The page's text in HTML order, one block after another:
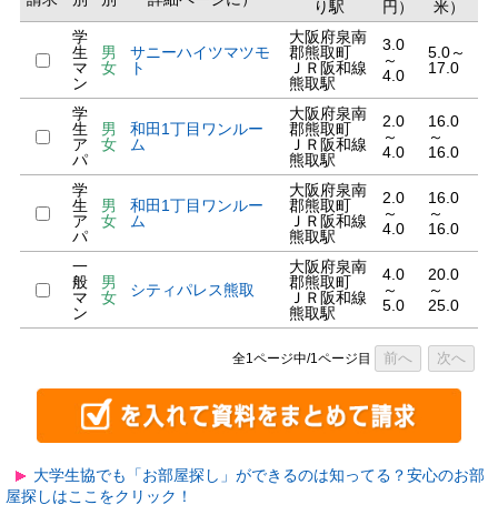
り駅
円）
米）
学
生
マ
ン
男
女
サニーハイツマツモ
ト
大阪府泉南
郡熊取町
ＪＲ阪和線
熊取駅
3.0
～
4.0
5.0～
17.0
学
生
ア
パ
男
女
和田1丁目ワンルー
ム
大阪府泉南
郡熊取町
ＪＲ阪和線
熊取駅
2.0
～
4.0
16.0
～
16.0
学
生
ア
パ
男
女
和田1丁目ワンルー
ム
大阪府泉南
郡熊取町
ＪＲ阪和線
熊取駅
2.0
～
4.0
16.0
～
16.0
一
般
マ
ン
男
女
シティパレス熊取
大阪府泉南
郡熊取町
ＪＲ阪和線
熊取駅
4.0
～
5.0
20.0
～
25.0
全1ページ中/1ページ目 前へ 次へ
大学生協でも「お部屋探し」ができるのは知ってる？安心のお部
屋探しはここをクリック！